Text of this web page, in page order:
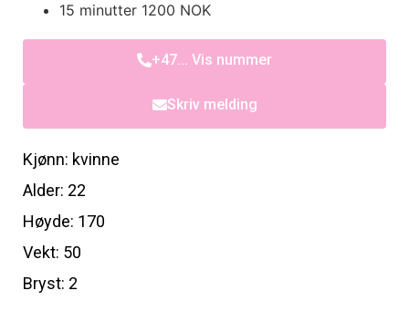
15 minutter 1200 NOK
+47... Vis nummer
Skriv melding
Kjønn: kvinne
Alder: 22
Høyde: 170
Vekt: 50
Bryst: 2